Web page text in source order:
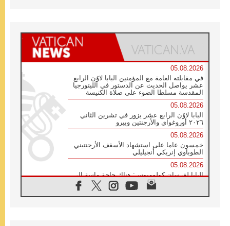
05.08.2026
في مقابلته العامة مع المؤمنين البابا لاوُن الرابع
عشر يواصل الحديث عن الدستور في الليتورجيا
المقدسة مسلطا الضوء على صلاة الكنيسة
05.08.2026
البابا لاوُن الرابع عشر يزور في تشرين الثاني
٢٠٢٦ أوروغواي والأرجنتين وبيرو
05.08.2026
خمسون عاما على استشهاد الأسقف الأرجنتيني
الطوباوي إنريكي أنجيليلي
05.08.2026
البابا لفرسان كولومبوس: هناك حاجة ماسة إلى
أنبياء تناغم يسعون إلى بناء الجسور
04.08.2026